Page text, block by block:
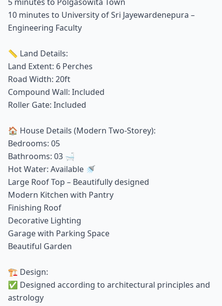
10 minutes to University of Sri Jayewardenepura –
Engineering Faculty
📏 Land Details:
Land Extent: 6 Perches
Road Width: 20ft
Compound Wall: Included
Roller Gate: Included
🏠 House Details (Modern Two-Storey):
Bedrooms: 05
Bathrooms: 03 🛁
Hot Water: Available 🚿
Large Roof Top – Beautifully designed
Modern Kitchen with Pantry
Finishing Roof
Decorative Lighting
Garage with Parking Space
Beautiful Garden
🏗️ Design:
✅ Designed according to architectural principles and
astrology